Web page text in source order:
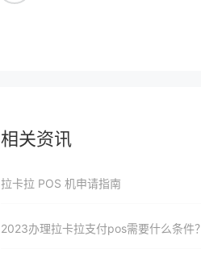
相关资讯
拉卡拉 POS 机申请指南
2023办理拉卡拉支付pos需要什么条件？